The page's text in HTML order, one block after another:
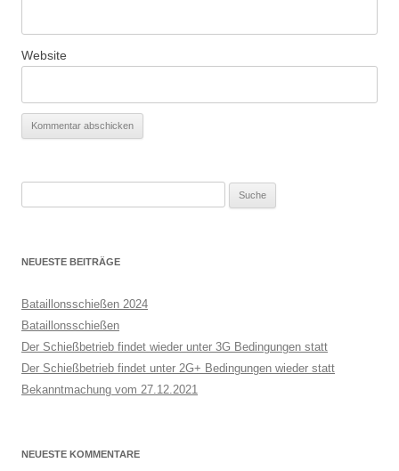
Website
h
n
a
c
h
:
NEUESTE BEITRÄGE
Bataillonsschießen 2024
Bataillonsschießen
Der Schießbetrieb findet wieder unter 3G Bedingungen statt
Der Schießbetrieb findet unter 2G+ Bedingungen wieder statt
Bekanntmachung vom 27.12.2021
NEUESTE KOMMENTARE